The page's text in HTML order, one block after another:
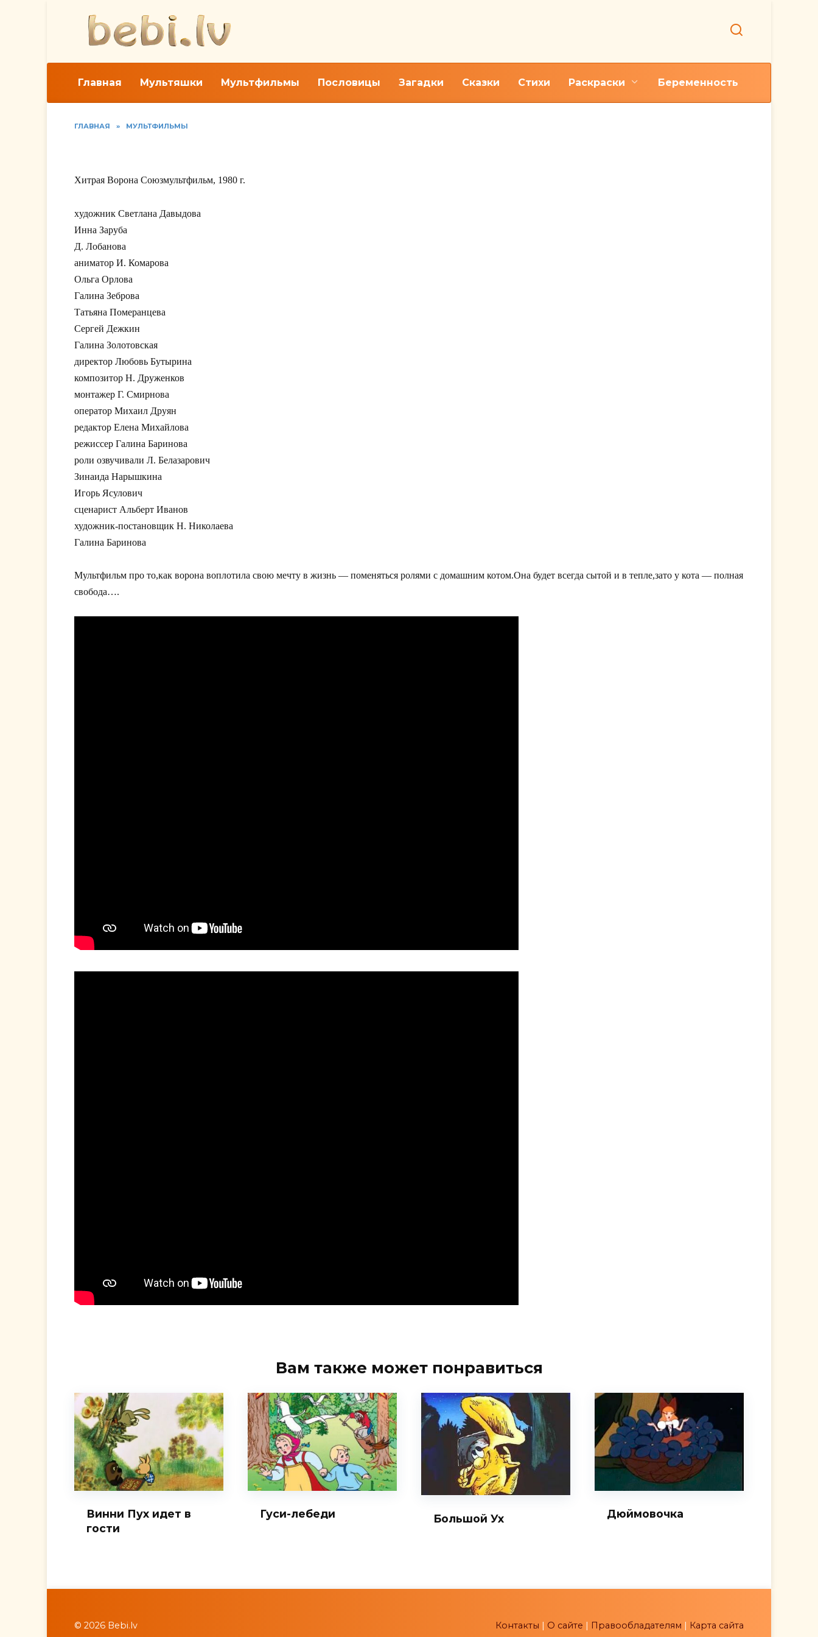
Главная Мультяшки Мультфильмы Пословицы Загадки Сказки Стихи Раскраски Беременность
ГЛАВНАЯ » МУЛЬТФИЛЬМЫ
Хитрая Ворона Союзмультфильм, 1980 г.
xудожник Светлана Давыдова
Инна Заруба
Д. Лобанова
аниматор И. Комарова
Ольга Орлова
Галина Зеброва
Татьяна Померанцева
Сергей Дежкин
Галина Золотовская
директор Любовь Бутырина
композитор Н. Друженков
монтажер Г. Смирнова
оператор Михаил Друян
редактор Елена Михайлова
режиссер Галина Баринова
роли озвучивали Л. Белазарович
Зинаида Нарышкина
Игорь Ясулович
сценарист Альберт Иванов
художник-постановщик Н. Николаева
Галина Баринова
Мультфильм про то,как ворона воплотила свою мечту в жизнь — поменяться ролями с домашним котом.Она будет всегда сытой и в тепле,зато у кота — полная
свобода….
Вам также может понравиться
Винни Пух идет в
гости
Гуси-лебеди Большой Ух Дюймовочка
© 2026 Bebi.lv Контакты | О сайте | Правообладателям | Карта сайта